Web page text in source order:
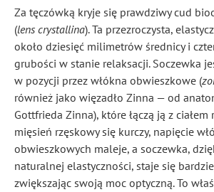
Za tęczówką kryje się prawdziwy cud
(lens crystallina). Ta przezroczysta,
około dziesięć milimetrów średnicy i
grubości w stanie relaksacji. Soczewka
w pozycji przez włókna obwieszkowe (
również jako więzadło Zinna — od
Gottfrieda Zinna), które łączą ją z ciałem
mięsień rzęskowy się kurczy, napięcie
obwieszkowych maleje, a soczewka,
naturalnej elastyczności, staje się
zwiększając swoją moc optyczną. To